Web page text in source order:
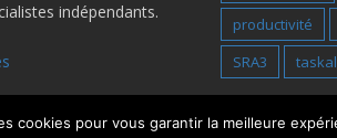
indépendants.
productivité
SRA3
cookies pour vous garantir la meilleure